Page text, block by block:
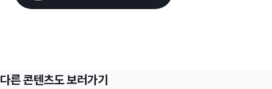
다른 콘텐츠도 보러가기